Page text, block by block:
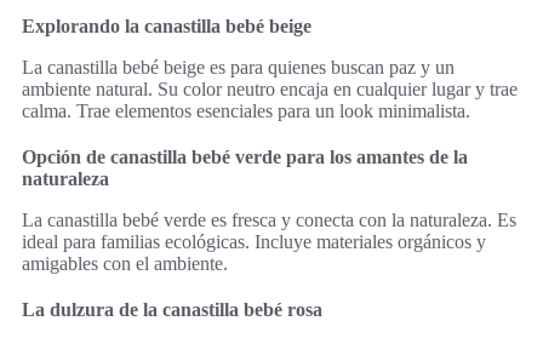
Explorando la canastilla bebé beige
La canastilla bebé beige es para quienes buscan paz y un
ambiente natural. Su color neutro encaja en cualquier lugar y trae
calma. Trae elementos esenciales para un look minimalista.
Opción de canastilla bebé verde para los amantes de la
naturaleza
La canastilla bebé verde es fresca y conecta con la naturaleza. Es
ideal para familias ecológicas. Incluye materiales orgánicos y
amigables con el ambiente.
La dulzura de la canastilla bebé rosa